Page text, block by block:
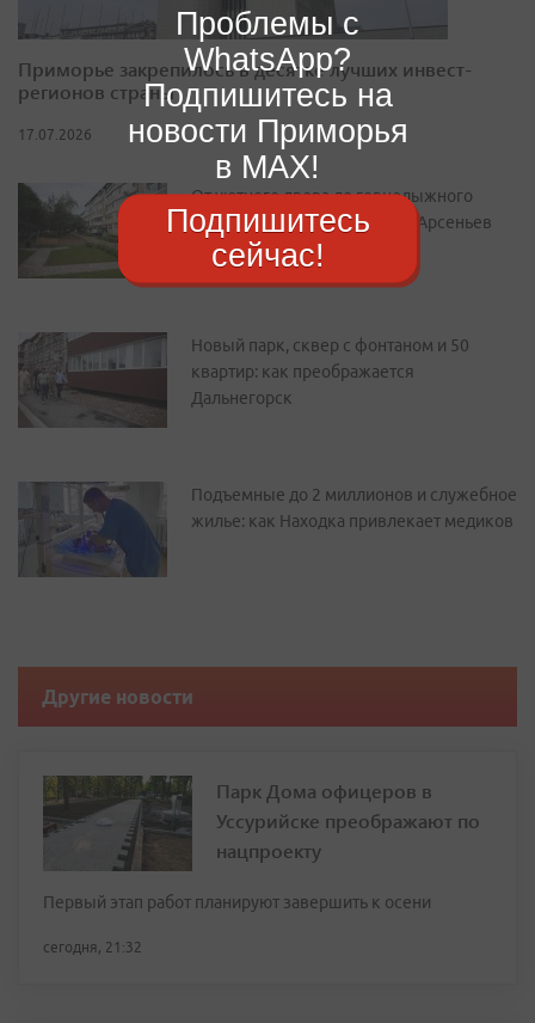
Приморье закрепилось в десятке лучших инвест-
регионов страны
17.07.2026
От уютного двора до горнолыжного
курорта: как преображается Арсеньев
Новый парк, сквер с фонтаном и 50
квартир: как преображается
Дальнегорск
Подъемные до 2 миллионов и служебное
жилье: как Находка привлекает медиков
Другие новости
Парк Дома офицеров в
Уссурийске преображают по
нацпроекту
Первый этап работ планируют завершить к осени
сегодня, 21:32
Проблемы с
WhatsApp?
Подпишитесь на
новости Приморья
в MAX!
Подпишитесь
сейчас!